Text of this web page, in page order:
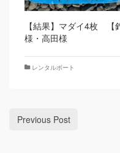
【結果】マダイ4枚
様・高田様
レンタルボート
Previous Post